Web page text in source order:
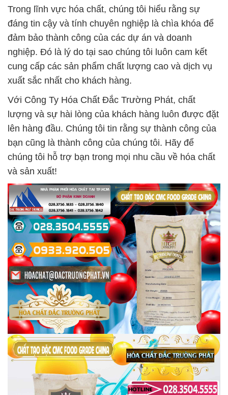
Trong lĩnh vực hóa chất, chúng tôi hiểu rằng sự
đáng tin cậy và tính chuyên nghiệp là chìa khóa để
đảm bảo thành công của các dự án và doanh
nghiệp. Đó là lý do tại sao chúng tôi luôn cam kết
cung cấp các sản phẩm chất lượng cao và dịch vụ
xuất sắc nhất cho khách hàng.
Với Công Ty Hóa Chất Đắc Trường Phát, chất
lượng và sự hài lòng của khách hàng luôn được đặt
lên hàng đầu. Chúng tôi tin rằng sự thành công của
bạn cũng là thành công của chúng tôi. Hãy để
chúng tôi hỗ trợ bạn trong mọi nhu cầu về hóa chất
và sản xuất!